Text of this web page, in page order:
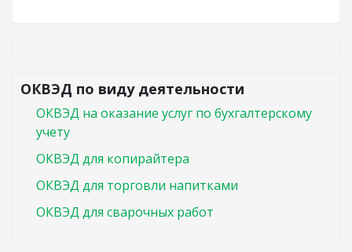
ОКВЭД по виду деятельности
ОКВЭД на оказание услуг по бухгалтерскому
учету
ОКВЭД для копирайтера
ОКВЭД для торговли напитками
ОКВЭД для сварочных работ